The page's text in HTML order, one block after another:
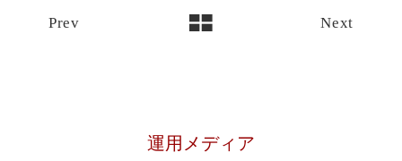
Next
Prev
運用メディア